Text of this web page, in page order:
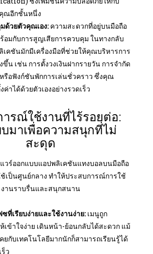
ณอีกชั้นหนึ่ง
ด้วยตัวคุณเอง: ความสะดวกที่อยู่บนมือถือ
อมกับการสูญเสียการควบคุม ในทางกลับ
เคชันมักมีเครื่องมือที่ช่วยให้คุณบริหารการ
ขึ้น เช่น การตั้งวงเงินฝากรายวัน การจำกัด
หรือฟังก์ชันพักการเล่นชั่วคราว ซึ่งคุณ
ค่าได้ด้วยตัวเองอย่างรวดเร็ว
รณ์ใช้งานที่ไร้รอยต่อ:
มาเพื่อความสนุกที่ไม่
สะดุด
ร์ออกแบบแอปพลิเคชันแทงบอลบนมือถือ
เป็นศูนย์กลาง ทำให้ประสบการณ์การใช้
งานราบรื่นและสนุกสนาน
ซที่เรียบง่ายและใช้งานง่าย: เมนูถูก
เข้าใจง่าย เดินหน้า-ย้อนกลับได้สะดวก แม้
ยกับเทคโนโลยีมากนักก็สามารถเรียนรู้ได้
ว